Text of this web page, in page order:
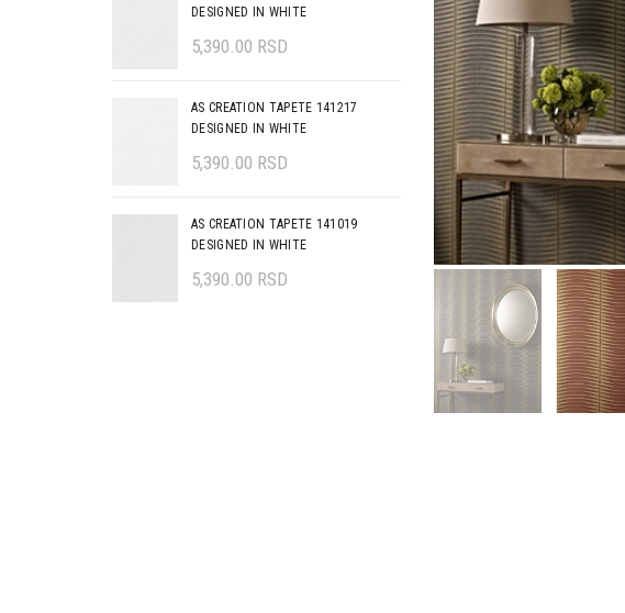
DESIGNED IN WHITE
5,390.00 RSD
AS CREATION TAPETE 141217
DESIGNED IN WHITE
5,390.00 RSD
AS CREATION TAPETE 141019
DESIGNED IN WHITE
5,390.00 RSD